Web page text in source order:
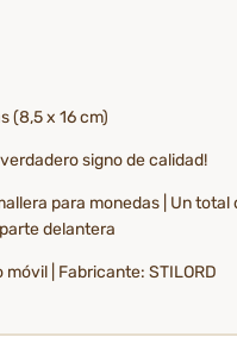
(8,5 x 16 cm)
signo de calidad!
para monedas | Un
delantera
| Fabricante: STILORD